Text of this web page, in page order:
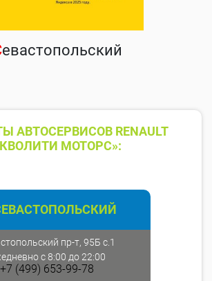
евастопольский
АВТОСЕРВИСОВ RENAULT
МОТОРС»:
пр-т, 95Б с.1
с 8:00 до 22:00
+7 (499) 653-99-78